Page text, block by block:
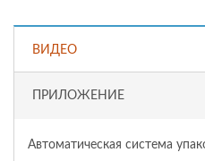
ВИДЕО
ПРИЛОЖЕНИЕ
Автоматическая система